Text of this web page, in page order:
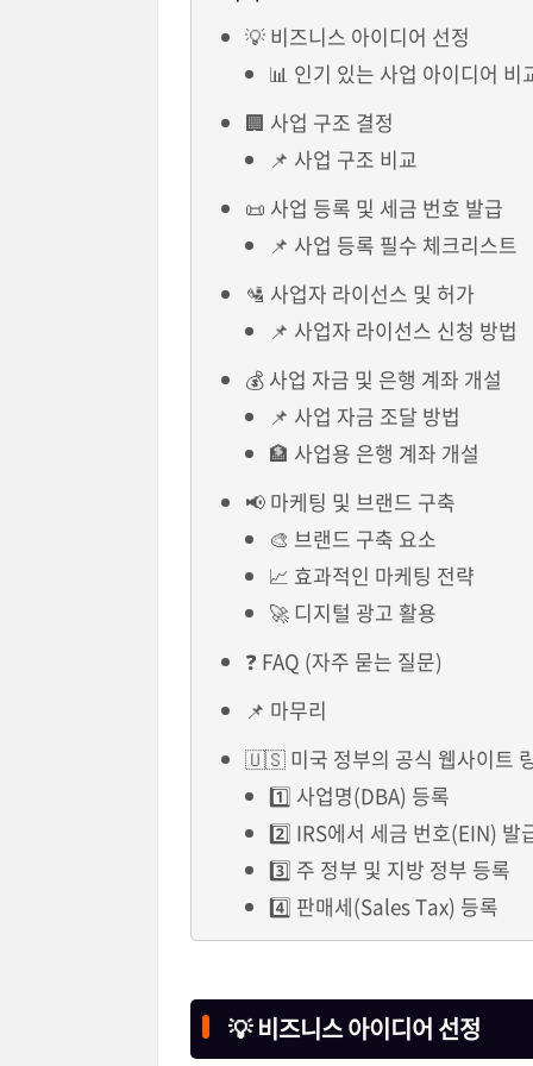
💡 비즈니스 아이디어 선정
📊 인기 있는 사업 아이디어 비
🏢 사업 구조 결정
📌 사업 구조 비교
📜 사업 등록 및 세금 번호 발급
📌 사업 등록 필수 체크리스트
🛂 사업자 라이선스 및 허가
📌 사업자 라이선스 신청 방법
💰 사업 자금 및 은행 계좌 개설
📌 사업 자금 조달 방법
🏦 사업용 은행 계좌 개설
📢 마케팅 및 브랜드 구축
🎨 브랜드 구축 요소
📈 효과적인 마케팅 전략
🚀 디지털 광고 활용
❓ FAQ (자주 묻는 질문)
📌 마무리
🇺🇸 미국 정부의 공식 웹사이트
1️⃣ 사업명(DBA) 등록
2️⃣ IRS에서 세금 번호(EIN) 발
3️⃣ 주 정부 및 지방 정부 등록
4️⃣ 판매세(Sales Tax) 등록
💡 비즈니스 아이디어 선정